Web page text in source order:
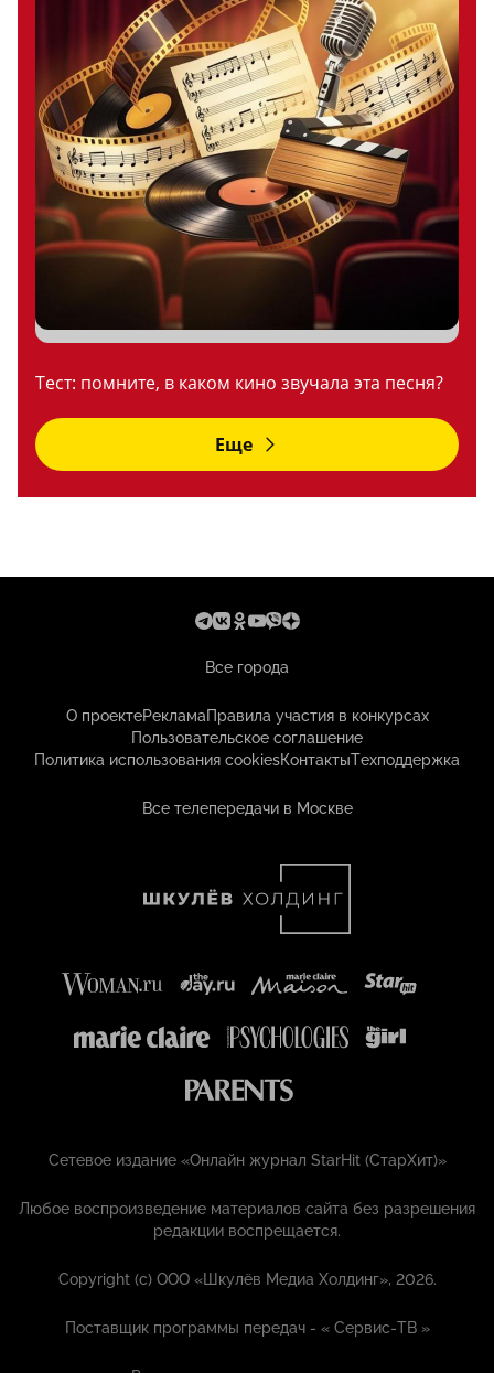
Тест: помните, в каком кино звучала эта песня?
Еще
Все города
О проектеРекламаПравила участия в конкурсах
Пользовательское соглашение
Политика использования cookiesКонтактыТехподдержка
Все телепередачи в Москве
Сетевое издание «Онлайн журнал StarHit (СтарХит)»
Любое воспроизведение материалов сайта без разрешения
редакции воспрещается.
Copyright (с) ООО «Шкулёв Медиа Холдинг», 2026.
Поставщик программы передач - «Сервис-ТВ »